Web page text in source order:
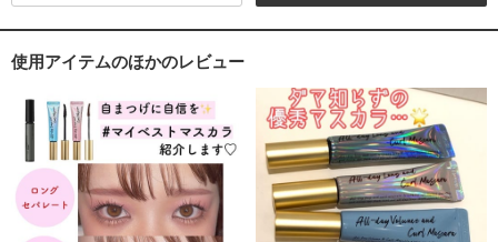
使用アイテムのほかのレビュー